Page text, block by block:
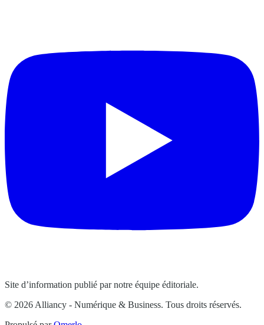
Site d’information publié par notre équipe éditoriale.
© 2026 Alliancy - Numérique & Business. Tous droits réservés.